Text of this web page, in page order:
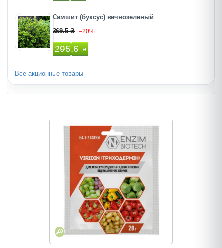
Самшит (буксус) вечнозеленый
369.5 ₴ –20%
295.6 ₴
Все акционные товары